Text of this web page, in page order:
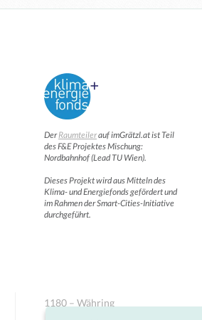
DerRaumteilerauf imGrätzl.at ist Teil
des F&E Projektes Mischung:
Nordbahnhof (Lead TU Wien).
Dieses Projekt wird aus Mitteln des
Klima- und Energiefonds gefördert und
im Rahmen der Smart-Cities-Initiative
durchgeführt.
1180 – Währing